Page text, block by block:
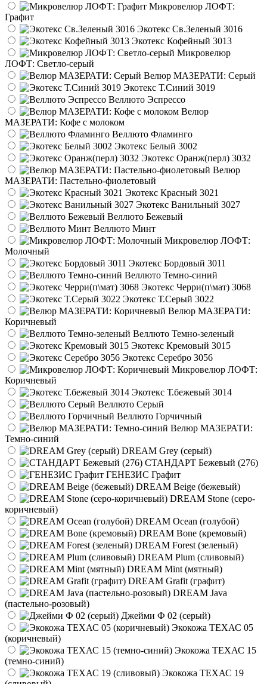
Микровелюр ЛОФТ:
Графит
Экотекс Св.Зеленый 3016
Экотекс Кофейный 3013
Микровелюр
ЛОФТ: Светло-серый
Велюр МАЗЕРАТИ: Серый
Экотекс Т.Синий 3019
Веллюто Эспрессо
Велюр
МАЗЕРАТИ: Кофе с молоком
Веллюто Фламинго
Экотекс Белый 3002
Экотекс Оранж(перл) 3032
Велюр
МАЗЕРАТИ: Пастельно-фиолетовый
Экотекс Красный 3021
Экотекс Ванильный 3027
Веллюто Бежевый
Веллюто Минт
Микровелюр ЛОФТ:
Молочный
Экотекс Бордовый 3011
Веллюто Темно-синий
Экотекс Черри(п\мат) 3068
Экотекс Т.Серый 3022
Велюр МАЗЕРАТИ:
Коричневый
Веллюто Темно-зеленый
Экотекс Кремовый 3015
Экотекс Серебро 3056
Микровелюр ЛОФТ:
Коричневый
Экотекс Т.бежевый 3014
Веллюто Серый
Веллюто Горчичный
Велюр МАЗЕРАТИ:
Темно-синий
DREAM Grey (серый)
СТАНДАРТ Бежевый (276)
ГЕНЕЗИС Графит
DREAM Beige (бежевый)
DREAM Stone (серо-
коричневый)
DREAM Ocean (голубой)
DREAM Bone (кремовый)
DREAM Forest (зеленый)
DREAM Plum (сливовый)
DREAM Mint (мятный)
DREAM Grafit (графит)
DREAM Java
(пастельно-розовый)
Джейми Ф 02 (серый)
Экокожа ТЕХАС 05
(коричневый)
Экокожа ТЕХАС 15
(темно-синий)
Экокожа ТЕХАС 19